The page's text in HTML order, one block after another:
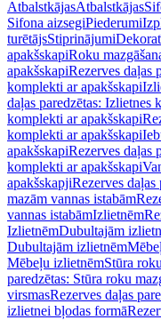
AtbalstkājasAtbalstkājas
Sifona aizsegiPiederumi
turētājsStiprinājumi
apakšskapiRoku
apakšskapiRezerves daļas
komplekti ar apakšskapi
daļas paredzētas: Izlietnes
komplekti ar apakšskapi
komplekti ar apakšskapi
apakšskapiRezerves daļas
komplekti ar apakšskapi
apakšskapjiRezerves
mazām vannas istabām
vannas istabāmIzlietnēm
IzlietnēmDubultajām
Dubultajām izlietnēm
Mēbeļu izlietnēmStūra
paredzētas: Stūra roku
virsmasRezerves daļas
izlietnei bļodas formā